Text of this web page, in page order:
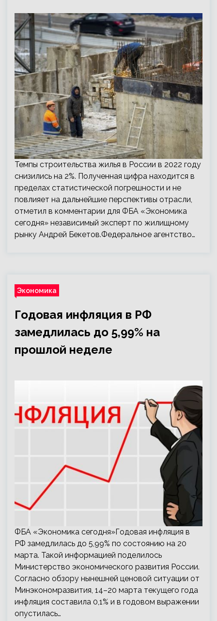
Темпы строительства жилья в России в 2022 году
снизились на 2%. Полученная цифра находится в
пределах статистической погрешности и не
повлияет на дальнейшие перспективы отрасли,
отметил в комментарии для ФБА «Экономика
сегодня» независимый эксперт по жилищному
рынку Андрей Бекетов.Федеральное агентство…
Экономика
Годовая инфляция в РФ
замедлилась до 5,99% на
прошлой неделе
ФБА «Экономика сегодня»Годовая инфляция в
РФ замедлилась до 5,99% по состоянию на 20
марта. Такой информацией поделилось
Министерство экономического развития России.
Согласно обзору нынешней ценовой ситуации от
Минэкономразвития, 14–20 марта текущего года
инфляция составила 0,1% и в годовом выражении
опустилась…